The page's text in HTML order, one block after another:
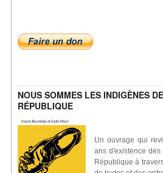
NOUS SOMMES LES INDIGÈNES
RÉPUBLIQUE
Un ouvrage qui
ans d'existence
République à